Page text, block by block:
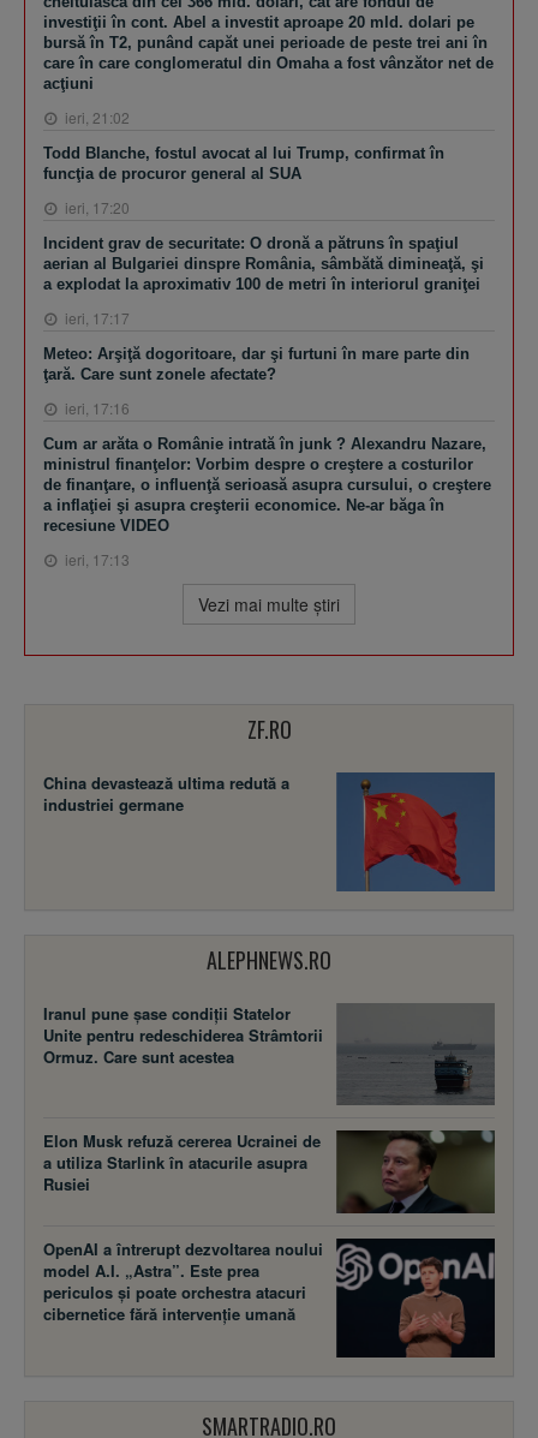
investiţii în cont. Abel a investit aproape 20 mld. dolari pe
bursă în T2, punând capăt unei perioade de peste trei ani în
care în care conglomeratul din Omaha a fost vânzător net de
acţiuni
ieri, 21:02
Todd Blanche, fostul avocat al lui Trump, confirmat în
funcţia de procuror general al SUA
ieri, 17:20
Incident grav de securitate: O dronă a pătruns în spaţiul
aerian al Bulgariei dinspre România, sâmbătă dimineaţă, şi
a explodat la aproximativ 100 de metri în interiorul graniţei
ieri, 17:17
Meteo: Arşiţă dogoritoare, dar şi furtuni în mare parte din
ţară. Care sunt zonele afectate?
ieri, 17:16
Cum ar arăta o Românie intrată în junk ? Alexandru Nazare,
ministrul finanţelor: Vorbim despre o creştere a costurilor
de finanţare, o influenţă serioasă asupra cursului, o creştere
a inflaţiei şi asupra creşterii economice. Ne-ar băga în
recesiune VIDEO
ieri, 17:13
Vezi mai multe ştiri
ZF.RO
China devastează ultima redută a
industriei germane
ALEPHNEWS.RO
Iranul pune șase condiții Statelor
Unite pentru redeschiderea Strâmtorii
Ormuz. Care sunt acestea
Elon Musk refuză cererea Ucrainei de
a utiliza Starlink în atacurile asupra
Rusiei
OpenAI a întrerupt dezvoltarea noului
model A.I. „Astra”. Este prea
periculos și poate orchestra atacuri
cibernetice fără intervenție umană
SMARTRADIO.RO